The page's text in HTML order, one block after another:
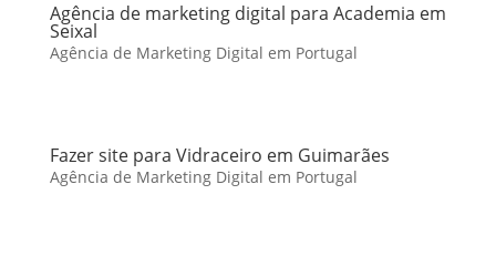
Agência de marketing digital para Academia em
Seixal
Agência de Marketing Digital em Portugal
Fazer site para Vidraceiro em Guimarães
Agência de Marketing Digital em Portugal